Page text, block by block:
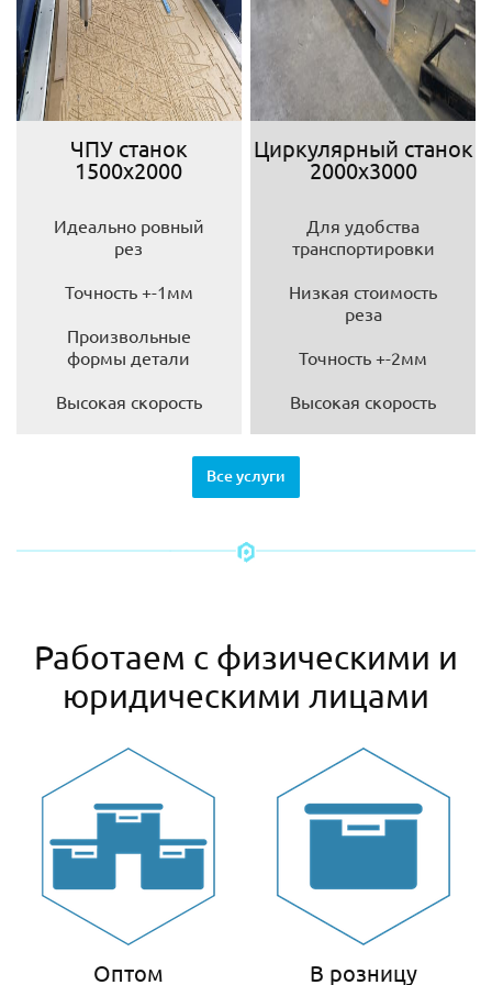
ЧПУ станок
1500х2000
Идеально ровный
рез
Точность +-1мм
Произвольные
формы детали
Высокая скорость
Циркулярный станок
2000х3000
Для удобства
транспортировки
Низкая стоимость
реза
Точность +-2мм
Высокая скорость
Все услуги
Работаем с физическими и
юридическими лицами
Оптом В розницу